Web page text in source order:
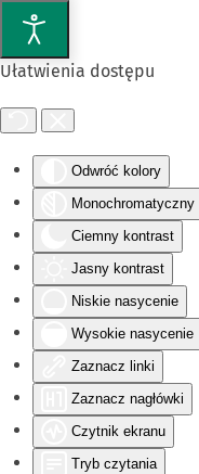
Ułatwienia dostępu
Odwróć kolory
Monochromatyczny
Ciemny kontrast
Jasny kontrast
Niskie nasycenie
Wysokie nasycenie
Zaznacz linki
Zaznacz nagłówki
Czytnik ekranu
Tryb czytania
Przejdź do głównej